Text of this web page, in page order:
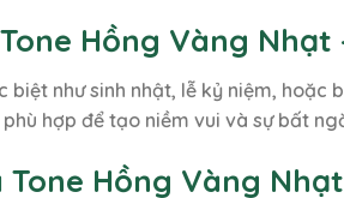
Hồng Vàng Nhạt
như sinh nhật, lễ kỷ niệm,
hợp để tạo niềm vui và sự bất
Hồng Vàng